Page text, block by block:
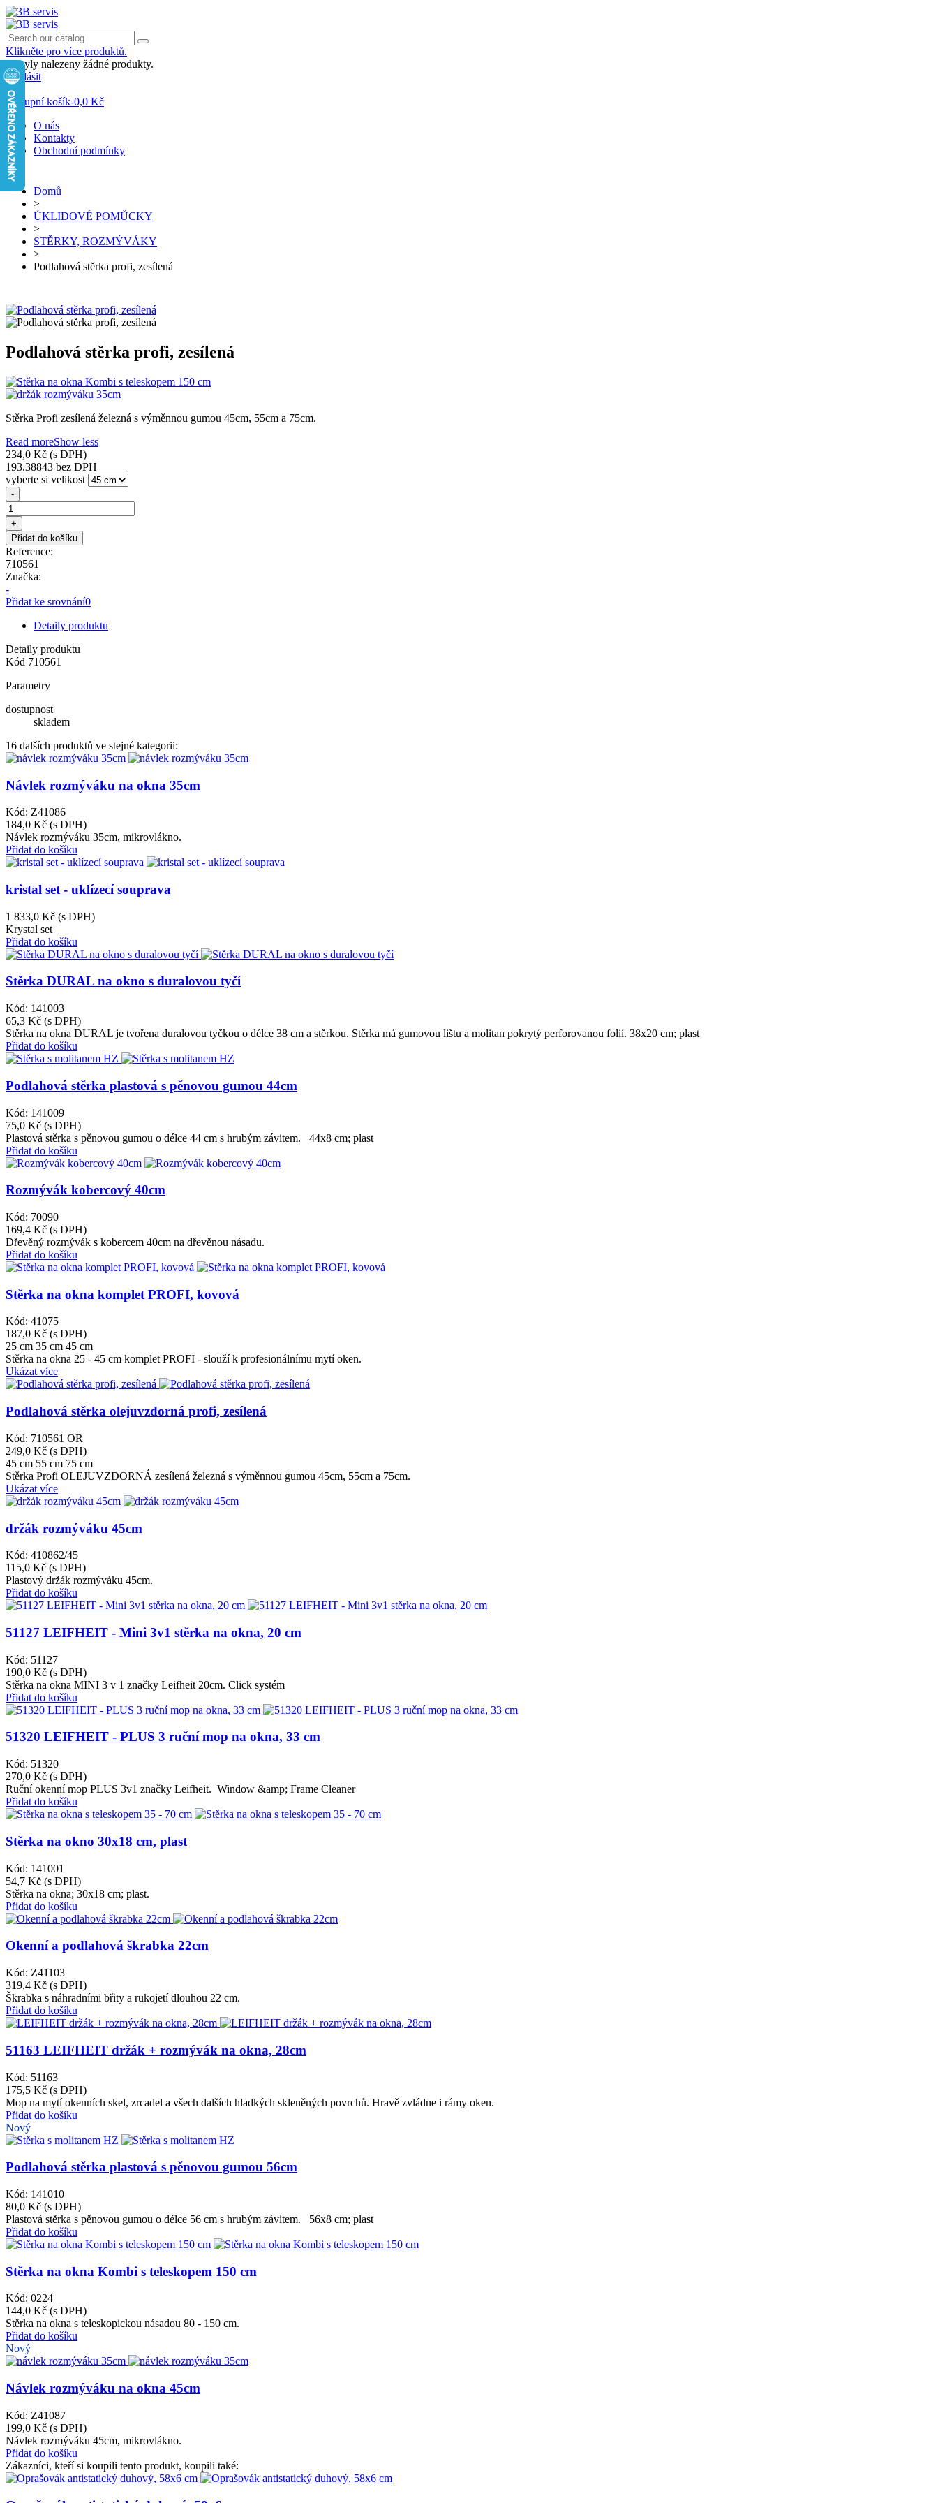
Klikněte pro více produktů.
Nebyly nalezeny žádné produkty.
Přihlásit
0
Nákupní košík-0,0 Kč
O nás
Kontakty
Obchodní podmínky
Domů
>
ÚKLIDOVÉ POMŮCKY
>
STĚRKY, ROZMÝVÁKY
>
Podlahová stěrka profi, zesílená
Podlahová stěrka profi, zesílená
Stěrka Profi zesílená železná s výměnnou gumou 45cm, 55cm a 75cm.
Read moreShow less
234,0 Kč (s DPH)
193.38843 bez DPH
vyberte si velikost
-
+
Přidat do košíku
Reference:
710561
Značka:
-
Přidat ke srovnání0
Detaily produktu
Detaily produktu
Kód 710561
Parametry
dostupnost
skladem
16 dalších produktů ve stejné kategorii:
Návlek rozmýváku na okna 35cm
Kód: Z41086
184,0 Kč (s DPH)
Návlek rozmýváku 35cm, mikrovlákno.
Přidat do košíku
kristal set - uklízecí souprava
1 833,0 Kč (s DPH)
Krystal set
Přidat do košíku
Stěrka DURAL na okno s duralovou tyčí
Kód: 141003
65,3 Kč (s DPH)
Stěrka na okna DURAL je tvořena duralovou tyčkou o délce 38 cm a stěrkou. Stěrka má gumovou lištu a molitan pokrytý perforovanou folií. 38x20 cm; plast
Přidat do košíku
Podlahová stěrka plastová s pěnovou gumou 44cm
Kód: 141009
75,0 Kč (s DPH)
Plastová stěrka s pěnovou gumou o délce 44 cm s hrubým závitem. 44x8 cm; plast
Přidat do košíku
Rozmývák kobercový 40cm
Kód: 70090
169,4 Kč (s DPH)
Dřevěný rozmývák s kobercem 40cm na dřevěnou násadu.
Přidat do košíku
Stěrka na okna komplet PROFI, kovová
Kód: 41075
187,0 Kč (s DPH)
25 cm 35 cm 45 cm
Stěrka na okna 25 - 45 cm komplet PROFI - slouží k profesionálnímu mytí oken.
Ukázat více
Podlahová stěrka olejuvzdorná profi, zesílená
Kód: 710561 OR
249,0 Kč (s DPH)
45 cm 55 cm 75 cm
Stěrka Profi OLEJUVZDORNÁ zesílená železná s výměnnou gumou 45cm, 55cm a 75cm.
Ukázat více
držák rozmýváku 45cm
Kód: 410862/45
115,0 Kč (s DPH)
Plastový držák rozmýváku 45cm.
Přidat do košíku
51127 LEIFHEIT - Mini 3v1 stěrka na okna, 20 cm
Kód: 51127
190,0 Kč (s DPH)
Stěrka na okna MINI 3 v 1 značky Leifheit 20cm. Click systém
Přidat do košíku
51320 LEIFHEIT - PLUS 3 ruční mop na okna, 33 cm
Kód: 51320
270,0 Kč (s DPH)
Ruční okenní mop PLUS 3v1 značky Leifheit. Window &amp; Frame Cleaner
Přidat do košíku
Stěrka na okno 30x18 cm, plast
Kód: 141001
54,7 Kč (s DPH)
Stěrka na okna; 30x18 cm; plast.
Přidat do košíku
Okenní a podlahová škrabka 22cm
Kód: Z41103
319,4 Kč (s DPH)
Škrabka s náhradními břity a rukojetí dlouhou 22 cm.
Přidat do košíku
51163 LEIFHEIT držák + rozmývák na okna, 28cm
Kód: 51163
175,5 Kč (s DPH)
Mop na mytí okenních skel, zrcadel a všech dalších hladkých skleněných povrchů. Hravě zvládne i rámy oken.
Přidat do košíku
Nový
Podlahová stěrka plastová s pěnovou gumou 56cm
Kód: 141010
80,0 Kč (s DPH)
Plastová stěrka s pěnovou gumou o délce 56 cm s hrubým závitem. 56x8 cm; plast
Přidat do košíku
Stěrka na okna Kombi s teleskopem 150 cm
Kód: 0224
144,0 Kč (s DPH)
Stěrka na okna s teleskopickou násadou 80 - 150 cm.
Přidat do košíku
Nový
Návlek rozmýváku na okna 45cm
Kód: Z41087
199,0 Kč (s DPH)
Návlek rozmýváku 45cm, mikrovlákno.
Přidat do košíku
Zákazníci, kteří si koupili tento produkt, koupili také: